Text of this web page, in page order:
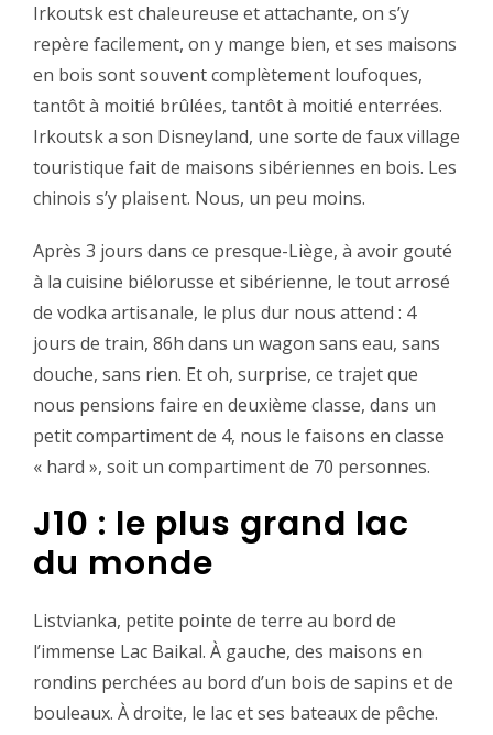
‪Irkoutsk est chaleureuse et attachante, on s’y
repère facilement, on y mange bien, et ses maisons
en bois sont souvent complètement loufoques,
tantôt à moitié brûlées, tantôt à moitié enterrées.
Irkoutsk a son Disneyland, une sorte de faux village
touristique fait de maisons sibériennes en bois. Les
chinois s’y plaisent. Nous, un peu moins.‬
‪Après 3 jours dans ce presque-Liège, à avoir gouté
à la cuisine biélorusse et sibérienne, le tout arrosé
de vodka artisanale, le plus dur nous attend : 4
jours de train, 86h dans un wagon sans eau, sans
douche, sans rien. Et oh, surprise, ce trajet que
nous pensions faire en deuxième classe, dans un
petit compartiment de 4, nous le faisons en classe
« hard », soit un compartiment de 70 personnes.‬
J10 : le plus grand lac
du monde‬‪
‪Listvianka, petite pointe de terre au bord de
l’immense Lac Baikal. À gauche, des maisons en
rondins perchées au bord d’un bois de sapins et de
bouleaux. À droite, le lac et ses bateaux de pêche.